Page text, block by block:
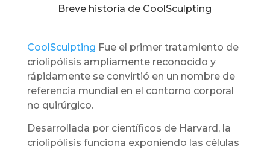
Breve historia de CoolSculpting
CoolSculpting Fue el primer tratamiento de
criolipólisis ampliamente reconocido y
rápidamente se convirtió en un nombre de
referencia mundial en el contorno corporal
no quirúrgico.
Desarrollada por científicos de Harvard, la
criolipólisis funciona exponiendo las células